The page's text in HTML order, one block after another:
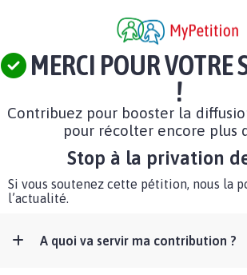
MERCI POUR VOTRE
!
Contribuez pour booster la
pour récolter encore plus
Stop à la privation
Si vous soutenez cette pétition, nous la
l’actualité.
A quoi va servir ma contribution ?